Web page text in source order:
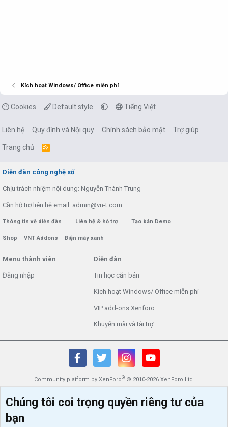
Kích hoạt Windows/ Office miễn phí
Cookies Default style Tiếng Việt
Liên hệ Quy định và Nội quy Chính sách bảo mật Trợ giúp
Trang chủ
R
Diễn đàn công nghệ số
Chịu trách nhiệm nội dung: Nguyễn Thành Trung
Cần hỗ trợ liên hệ email: admin@vn-t.com
Thông tin về diễn đàn Liên hệ & hỗ trợ Tạo bản Demo
Shop VNT Addons Điện máy xanh
Menu thành viên
Đăng nhập
Diễn đàn
Tin học căn bản
Kích hoạt Windows/ Office miễn phí
VIP add-ons Xenforo
Khuyến mãi và tài trợ
Community platform by XenForo® © 2010-2026 XenForo Ltd.
Chúng tôi coi trọng quyền riêng tư của
bạn